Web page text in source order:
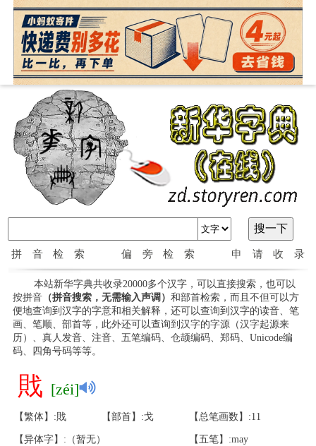
拼音检索 偏旁检索 申请收录
本站新华字典共收录20000多个汉字，可以直接搜索，也可以
按拼音（拼音搜索，无需输入声调） 和部首检索，而且不但可以方
便地查询到汉字的字意和相关解释，还可以查询到汉字的读音、笔
画、笔顺、部首等，此外还可以查询到汉字的字源（汉字起源来
历）、真人发音、注音、五笔编码、仓颉编码、郑码、Unicode编
码、四角号码等等。
戝 [zéi]
【繁体】:戝 【部首】:戈 【总笔画数】:11
【异体字】:（暂无） 【五笔】:may